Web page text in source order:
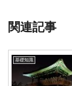
関連記事
基礎知識